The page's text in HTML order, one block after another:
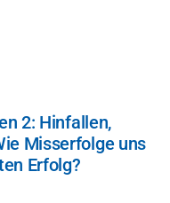
2: Hinfallen,
Misserfolge uns
Erfolg?